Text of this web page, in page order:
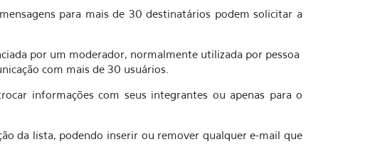
para mais de 30 destinatários podem solicitar a
por um moderador, normalmente utilizada por pessoa
com mais de 30 usuários.
informações com seus integrantes ou apenas para o
da lista, podendo inserir ou remover qualquer e-mail que